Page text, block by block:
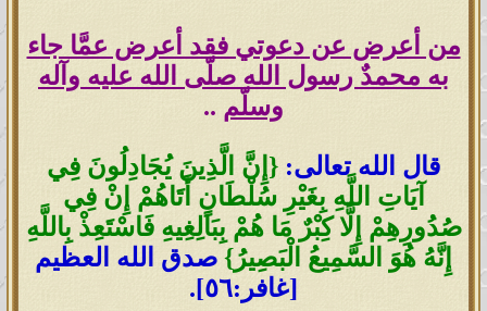
من أعرض عن دعوتي فقد أعرض عمَّا جاء
به محمدٌ رسول الله صلّى الله عليه وآله
وسلّم ..
قال الله تعالى: {إِنَّ الَّذِينَ يُجَادِلُونَ فِي
آيَاتِ اللَّهِ بِغَيْرِ سُلْطَانٍ أَتَاهُمْ إِنْ فِي
صُدُورِهِمْ إِلَّا كِبْرٌ مَا هُمْ بِبَالِغِيهِ فَاسْتَعِذْ بِاللَّهِ
إِنَّهُ هُوَ السَّمِيعُ الْبَصِيرُ} صدق الله العظيم
[غافر:٥٦].